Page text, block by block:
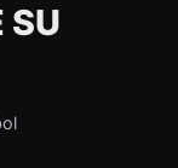
SU